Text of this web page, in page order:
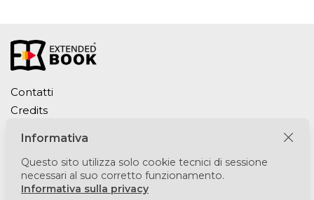
Contatti
Credits
Cookie Policy
Puntomedia srl
Via Lesmi 6 - 20123 Milano
Informativa
Questo sito utilizza solo cookie tecnici di sessione
necessari al suo corretto funzionamento.
Informativa sulla privacy